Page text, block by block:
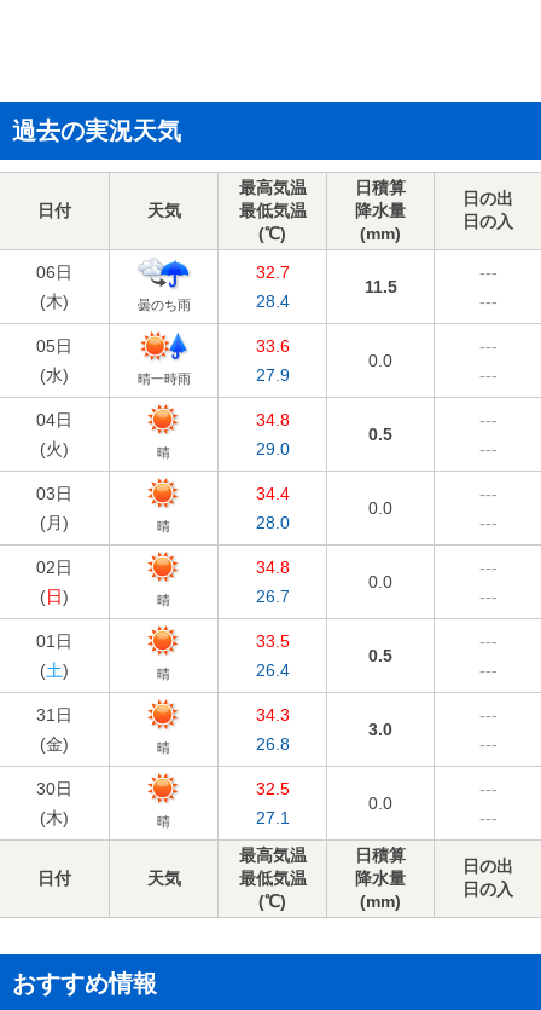
過去の実況天気
日付 天気
最高気温
最低気温
(℃)
日積算
降水量
(mm)
日の出
日の入
06日
(木) 曇のち雨
32.7
28.4
11.5
---
---
05日
(水) 晴一時雨
33.6
27.9
0.0
---
---
04日
(火) 晴
34.8
29.0
0.5
---
---
03日
(月) 晴
34.4
28.0
0.0
---
---
02日
(日) 晴
34.8
26.7
0.0
---
---
01日
(土) 晴
33.5
26.4
0.5
---
---
31日
(金) 晴
34.3
26.8
3.0
---
---
30日
(木) 晴
32.5
27.1
0.0
---
---
日付 天気
最高気温
最低気温
(℃)
日積算
降水量
(mm)
日の出
日の入
おすすめ情報